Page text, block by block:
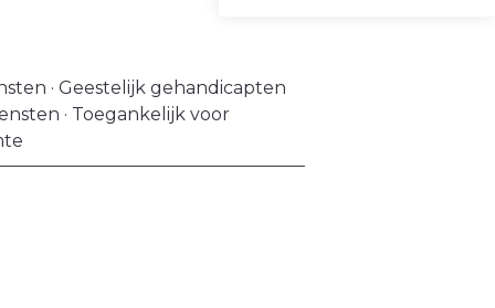
· Geestelijk gehandicapten
· Toegankelijk voor